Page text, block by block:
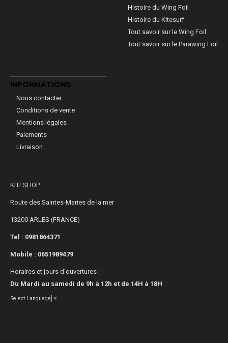
Histoire du Wing Foil
Histoire du Kitesurf
Tout savoir sur le Wing Foil
Tout savoir sur le Parawing Foil
INFORMATIONS
Nous contacter
Conditions de vente
Mentions légales
Paiements
Livraison
KITESHOP
Route des Saintes-Maries de la mer
13200 ARLES (FRANCE)
Tel : 0981864371
Mobile : 0651989479
Horaires et jours d'ouvertures :
Du Mardi au samedi de 9h à 12h et de 14H à 18H
Select Language ▼